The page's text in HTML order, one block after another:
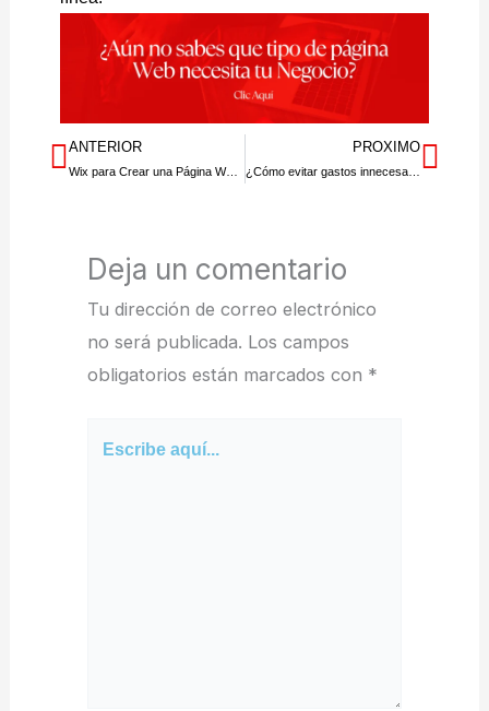
Prev
ANTERIOR
Wix para Crear una Página Web desde Cero: Pros, Contras y Cuándo Usarlo para tu Proyecto
PROXIMO
¿Cómo evitar gastos innecesarios al Crear Pagina web desde cero?
Deja un comentario
Tu dirección de correo electrónico
no será publicada. Los campos
obligatorios están marcados con *